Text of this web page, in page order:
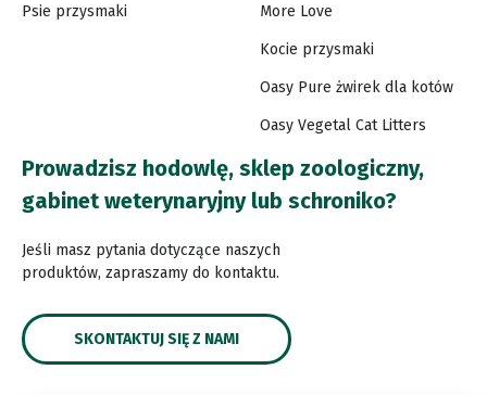
Psie przysmaki More Love
Kocie przysmaki
Oasy Pure żwirek dla kotów
Oasy Vegetal Cat Litters
Prowadzisz hodowlę, sklep zoologiczny,
gabinet weterynaryjny lub schroniko?
Jeśli masz pytania dotyczące naszych
produktów, zapraszamy do kontaktu.
SKONTAKTUJ SIĘ Z NAMI